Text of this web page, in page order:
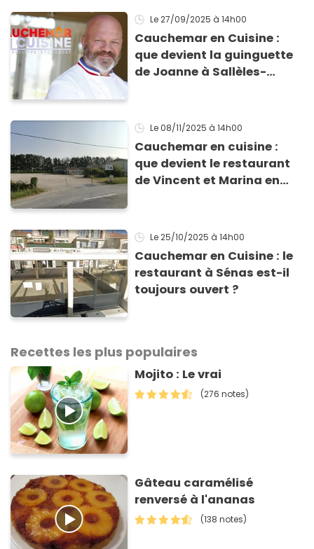
Le 27/09/2025 à 14h00
Cauchemar en Cuisine :
que devient la guinguette
de Joanne à Sallèles-
Le 08/11/2025 à 14h00
Cauchemar en cuisine :
que devient le restaurant
de Vincent et Marina en
Le 25/10/2025 à 14h00
Cauchemar en Cuisine : le
restaurant à Sénas est-il
toujours ouvert ?
Recettes les plus populaires
Mojito : Le vrai
(276 notes)
Gâteau caramélisé
renversé à l'ananas
(138 notes)